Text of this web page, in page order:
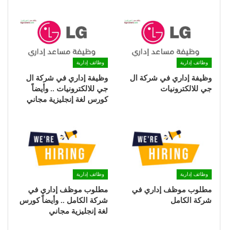
وظائف إدارية
وظيفة إداري في شركة ال
جي للالكترونيات
وظائف إدارية
وظيفة إداري في شركة ال
جي للالكترونيات .. وأيضاً
كورس لغة إنجليزية مجاني
وظائف إدارية
مطلوب موظف إداري في
شركة الكامل
وظائف إدارية
مطلوب موظف إداري في
شركة الكامل .. وأيضاً كورس
لغة إنجليزية مجاني